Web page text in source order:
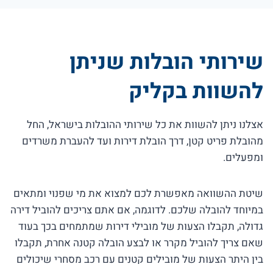
שירותי הובלות שניתן
להשוות בקליק
אצלנו ניתן להשוות את כל שירותי ההובלות בישראל, החל
מהובלת פריט קטן, דרך הובלת דירות ועד להעברת משרדים
ומפעלים.
שיטת ההשוואה מאפשרת לכם למצוא את מי שפנוי ומתאים
במיוחד להובלה שלכם. לדוגמה, אם אתם צריכים להוביל דירה
גדולה, תקבלו הצעות של מובילי דירות שמתמחים בכך בעוד
שאם צריך להוביל מקרר או לבצע הובלה קטנה אחרת, תקבלו
בין היתר הצעות של מובילים קטנים עם רכב מסחרי שיכולים